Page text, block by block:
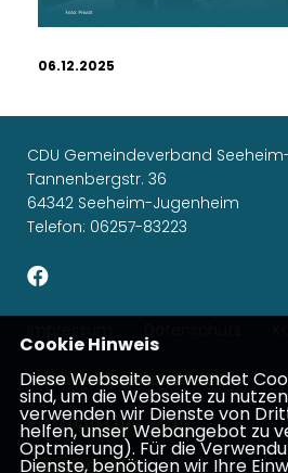
06.12.2025
CDU Gemeindeverband
Tannenbergstr. 36
64342 Seeheim-Jugenheim
Telefon: 06257-83223
Michael Gahler, MdEP
Patricia Lips, MdB
Ina Dürr, MdL
Cookie Hinweis
Diese Webseite verwendet
sind, um die Webseite zu
verwenden wir Dienste von
helfen, unser Webangebot zu
Optmierung). Für die
Dienste, benötigen wir Ihre